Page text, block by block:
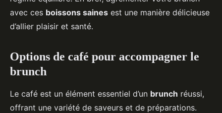
avec ces boissons saines est une manière délicieuse
d’allier plaisir et santé.
Options de café pour accompagner le
brunch
Le café est un élément essentiel d’un brunch réussi,
offrant une variété de saveurs et de préparations.